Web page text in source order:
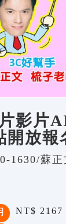
影片
放報
1630/蘇正
NT$ 2167